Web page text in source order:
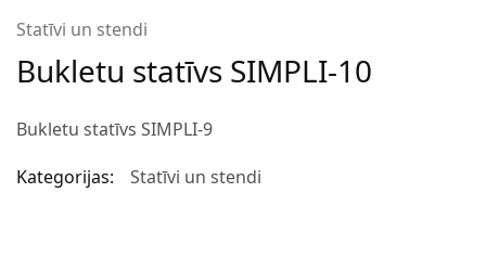
Statīvi un stendi
Bukletu statīvs SIMPLI-10
Bukletu statīvs SIMPLI-9
Kategorijas:
Statīvi un stendi